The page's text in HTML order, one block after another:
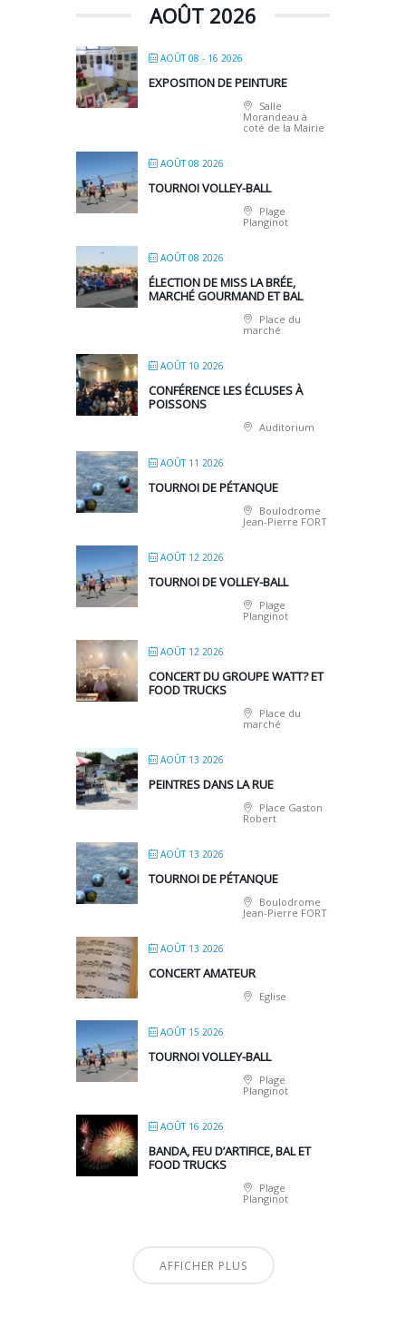
AOÛT 2026
AOÛT 08 - 16 2026
EXPOSITION DE PEINTURE
Salle
Morandeau à
coté de la Mairie
AOÛT 08 2026
TOURNOI VOLLEY-BALL
Plage
Planginot
AOÛT 08 2026
ÉLECTION DE MISS LA BRÉE,
MARCHÉ GOURMAND ET BAL
Place du
marché
AOÛT 10 2026
CONFÉRENCE LES ÉCLUSES À
POISSONS
Auditorium
AOÛT 11 2026
TOURNOI DE PÉTANQUE
Boulodrome
Jean-Pierre FORT
AOÛT 12 2026
TOURNOI DE VOLLEY-BALL
Plage
Planginot
AOÛT 12 2026
CONCERT DU GROUPE WATT? ET
FOOD TRUCKS
Place du
marché
AOÛT 13 2026
PEINTRES DANS LA RUE
Place Gaston
Robert
AOÛT 13 2026
TOURNOI DE PÉTANQUE
Boulodrome
Jean-Pierre FORT
AOÛT 13 2026
CONCERT AMATEUR
Eglise
AOÛT 15 2026
TOURNOI VOLLEY-BALL
Plage
Planginot
AOÛT 16 2026
BANDA, FEU D’ARTIFICE, BAL ET
FOOD TRUCKS
Plage
Planginot
AFFICHER PLUS